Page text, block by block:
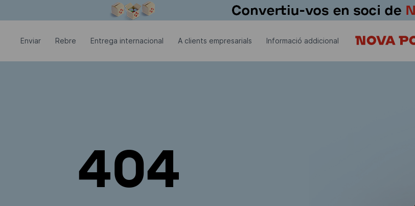
Enviar Rebre Entrega internacional A clients empresarials Informació addicional
404
La finestra modal està oberta